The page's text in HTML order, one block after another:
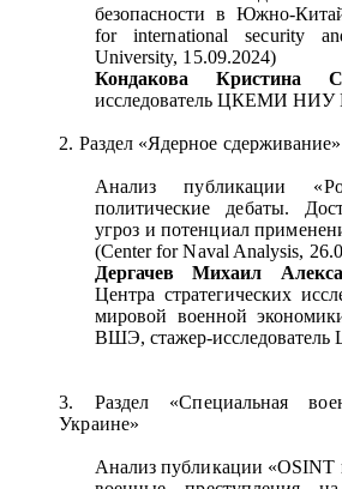
безопасности в Южно-
for international security
University, 15.09.2024)
Кондакова Кристина
исследователь ЦКЕМИ
2. Раздел «Ядерное сдерживание»
Анализ публикации
политические дебаты.
угроз и потенциал
(Center for Naval Analysis,
Дергачев Михаил
Центра стратегических
мировой военной
ВШЭ, стажер-
3. Раздел «Специальная
Украине»
Анализ публикации «OSINT